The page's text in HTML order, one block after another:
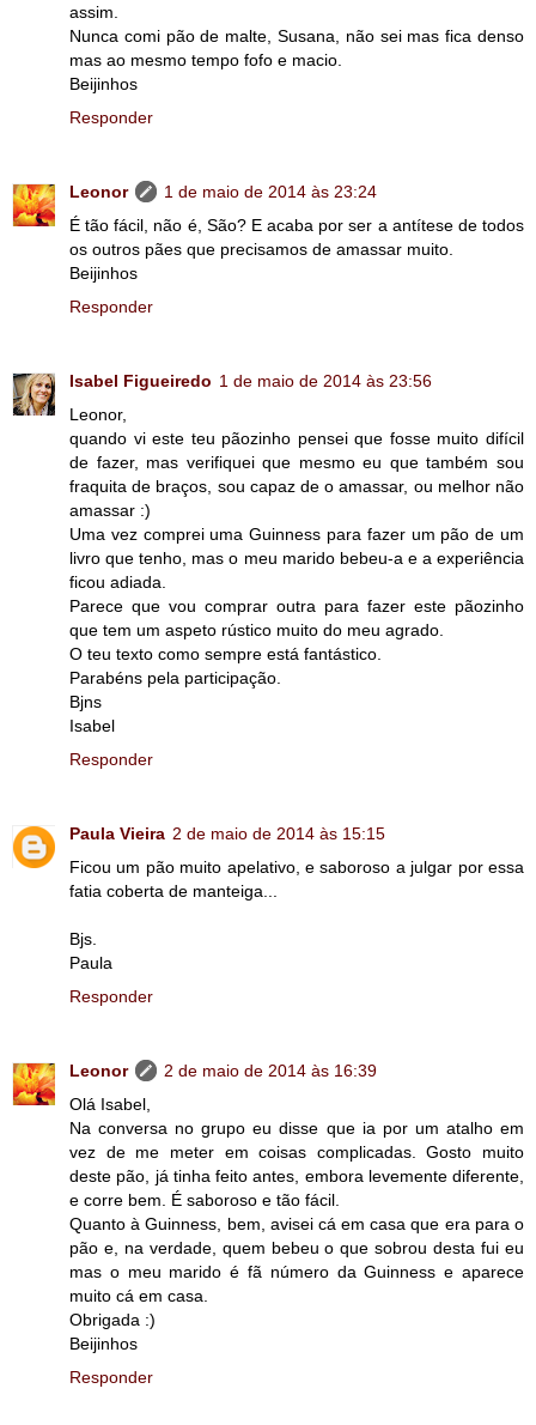
assim.
Nunca comi pão de malte, Susana, não sei mas fica denso
mas ao mesmo tempo fofo e macio.
Beijinhos
Responder
Leonor
1 de maio de 2014 às 23:24
É tão fácil, não é, São? E acaba por ser a antítese de todos
os outros pães que precisamos de amassar muito.
Beijinhos
Responder
Isabel Figueiredo 1 de maio de 2014 às 23:56
Leonor,
quando vi este teu pãozinho pensei que fosse muito difícil
de fazer, mas verifiquei que mesmo eu que também sou
fraquita de braços, sou capaz de o amassar, ou melhor não
amassar :)
Uma vez comprei uma Guinness para fazer um pão de um
livro que tenho, mas o meu marido bebeu-a e a experiência
ficou adiada.
Parece que vou comprar outra para fazer este pãozinho
que tem um aspeto rústico muito do meu agrado.
O teu texto como sempre está fantástico.
Parabéns pela participação.
Bjns
Isabel
Responder
Paula Vieira 2 de maio de 2014 às 15:15
Ficou um pão muito apelativo, e saboroso a julgar por essa
fatia coberta de manteiga...
Bjs.
Paula
Responder
Leonor
2 de maio de 2014 às 16:39
Olá Isabel,
Na conversa no grupo eu disse que ia por um atalho em
vez de me meter em coisas complicadas. Gosto muito
deste pão, já tinha feito antes, embora levemente diferente,
e corre bem. É saboroso e tão fácil.
Quanto à Guinness, bem, avisei cá em casa que era para o
pão e, na verdade, quem bebeu o que sobrou desta fui eu
mas o meu marido é fã número da Guinness e aparece
muito cá em casa.
Obrigada :)
Beijinhos
Responder